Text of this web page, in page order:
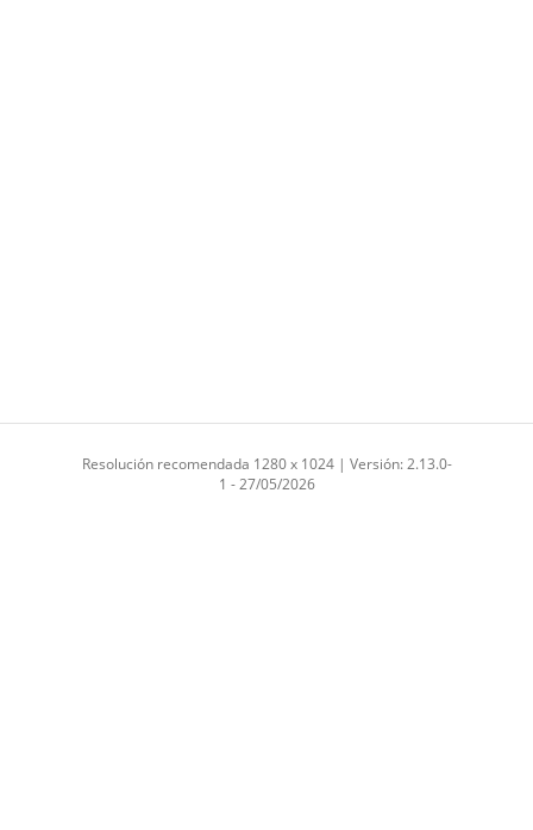
Resolución recomendada 1280 x 1024 | Versión: 2.13.0-
1 - 27/05/2026